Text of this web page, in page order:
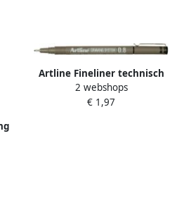
2
Artline Fineliner technisch
0.8mm zwart
2 webshops
€ 1,97